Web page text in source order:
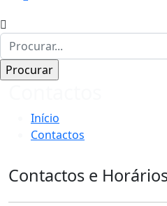
Início
Contactos
Contactos e